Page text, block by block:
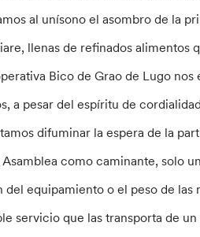
al unísono el asombro de la
llenas de refinados alimentos
Bico de Grao de Lugo
a pesar del espíritu de
difuminar la espera de la
como caminante, solo
del equipamiento o el peso de
servicio que las transporta de